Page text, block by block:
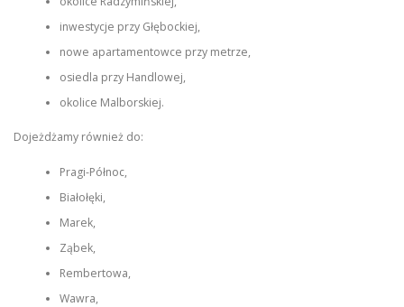
inwestycje przy Głębockiej,
nowe apartamentowce przy metrze,
osiedla przy Handlowej,
okolice Malborskiej.
Dojeżdżamy również do:
Pragi-Północ,
Białołęki,
Marek,
Ząbek,
Rembertowa,
Wawra,